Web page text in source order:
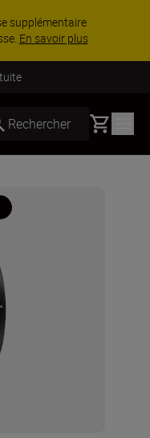
supplémentaire
En savoir plus
Rechercher Basket